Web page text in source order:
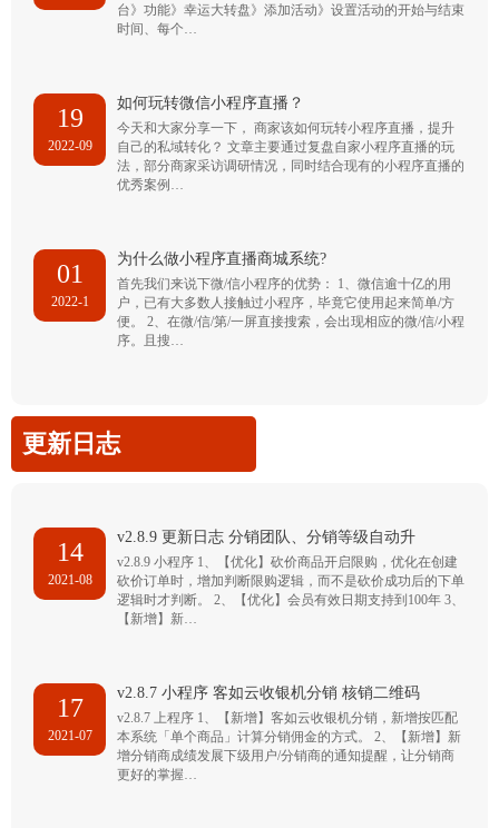
台》功能》幸运大转盘》添加活动》设置活动的开始与结束
时间、每个…
19
2022-09
如何玩转微信小程序直播？
今天和大家分享一下， 商家该如何玩转小程序直播，提升
自己的私域转化？ 文章主要通过复盘自家小程序直播的玩
法，部分商家采访调研情况，同时结合现有的小程序直播的
优秀案例…
01
2022-1
为什么做小程序直播商城系统?
首先我们来说下微/信小程序的优势： 1、微信逾十亿的用
户，已有大多数人接触过小程序，毕竟它使用起来简单/方
便。 2、在微/信/第/一屏直接搜索，会出现相应的微/信/小程
序。且搜…
更新日志
14
2021-08
v2.8.9 更新日志 分销团队、分销等级自动升
v2.8.9 小程序 1、【优化】砍价商品开启限购，优化在创建
砍价订单时，增加判断限购逻辑，而不是砍价成功后的下单
逻辑时才判断。 2、【优化】会员有效日期支持到100年 3、
【新增】新…
17
2021-07
v2.8.7 小程序 客如云收银机分销 核销二维码
v2.8.7 上程序 1、【新增】客如云收银机分销，新增按匹配
本系统「单个商品」计算分销佣金的方式。 2、【新增】新
增分销商成绩发展下级用户/分销商的通知提醒，让分销商
更好的掌握…